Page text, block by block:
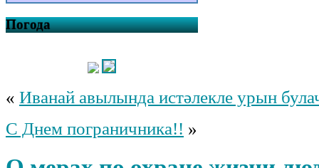
Погода
« Иванай авылында истәлекле урын
С Днем пограничника!! »